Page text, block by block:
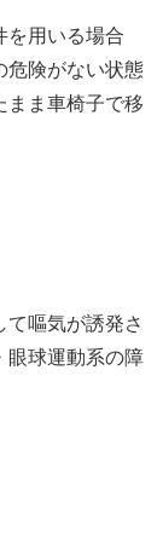
を用いる場合
危険がない状態
まま車椅子で移
嘔気が誘発さ
眼球運動系の障